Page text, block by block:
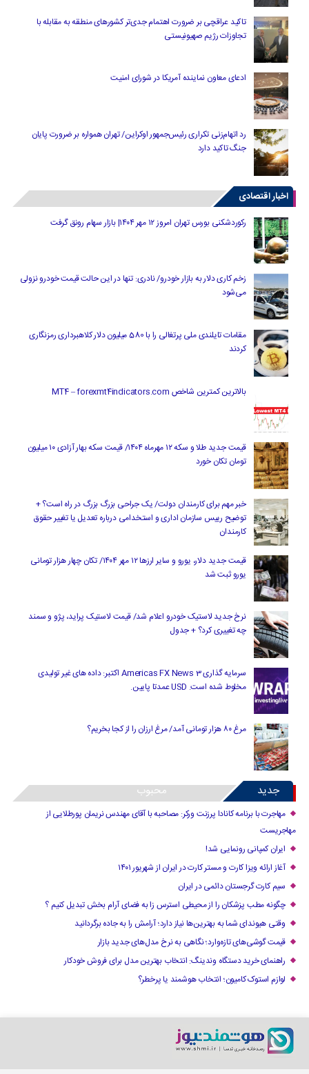
تاکید عراقچی بر ضرورت اهتمام جدی‌تر کشورهای منطقه به مقابله با
تجاوزات رژیم صهیونیستی
ادعای معاون نماینده آمریکا در شورای امنیت
رد اتهام‌زنی تکراری رئیس‌جمهور اوکراین/ تهران همواره بر ضرورت پایان
جنگ تاکید دارد
اخبار اقتصادی
رکوردشکنی بورس تهران امروز ۱۲ مهر ۱۴۰۴| بازار سهام رونق گرفت
زخم کاری دلار به بازار خودرو/ نادری: تنها در این حالت قیمت خودرو نزولی
می‌شود
مقامات تایلندی ملی پرتغالی را با 580 میلیون دلار کلاهبرداری رمزنگاری
کردند
بالاترین کمترین شاخص MT4 – forexmt4indicators.com
قیمت جدید طلا و سکه ۱۲ مهرماه ۱۴۰۴/ قیمت سکه بهار آزادی ۱۰ میلیون
تومان تکان خورد
خبر مهم برای کارمندان دولت/ یک جراحی بزرگ بزرگ در راه است؟ +
توضیح رییس سازمان اداری و استخدامی درباره تعدیل یا تغییر حقوق
کارمندان
قیمت جدید دلار، یورو و سایر ارزها ۱۲ مهر ۱۴۰۴/ تکان چهار هزار تومانی
یورو ثبت شد
نرخ جدید لاستیک خودرو اعلام شد/ قیمت لاستیک پراید، پژو و سمند
چه تغییری کرد؟ + جدول
سرمایه گذاری Americas FX News 3 اکتبر: داده های غیر تولیدی
مخلوط شده است. USD عمدتا پایین.
مرغ ۸۰ هزار تومانی آمد/ مرغ ارزان را از کجا بخریم؟
جدید محبوب
مهاجرت با برنامه کانادا پرزنت ورکر: مصاحبه با آقای مهندس نریمان پورطلایی از
مهاجریست
ایران کمپانی رونمایی شد!
آغاز ارائه ویزا کارت و مستر کارت در ایران از شهریور ۱۴۰۱
سیم کارت گرجستان دائمی در ایران
چگونه مطب پزشکان را از محیطی استرس زا به فضای آرام بخش تبدیل کنیم ؟
وقتی هیوندای شما به بهترین‌ها نیاز دارد؛ آرامش را به جاده برگردانید
قیمت گوشی‌های تازه‌وارد؛ نگاهی به نرخ مدل‌های جدید بازار
راهنمای خرید دستگاه وندینگ: انتخاب بهترین مدل برای فروش خودکار
لوازم استوک کامیون؛ انتخاب هوشمند یا پرخطر؟